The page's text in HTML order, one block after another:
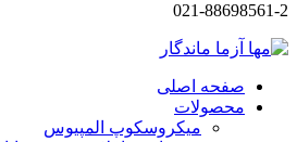
021-88698561-2
صفحه اصلی
محصولات
میکروسکوپ المپیوس